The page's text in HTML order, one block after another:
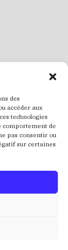
des
accéder aux
technologies
comportement de
pas consentir ou
sur certaines